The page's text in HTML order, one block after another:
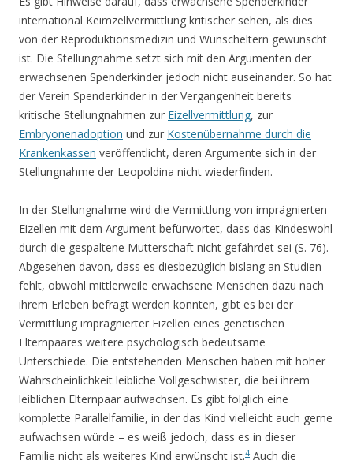
international Keimzellvermittlung kritischer sehen, als dies
von der Reproduktionsmedizin und Wunscheltern gewünscht
ist. Die Stellungnahme setzt sich mit den Argumenten der
erwachsenen Spenderkinder jedoch nicht auseinander. So hat
der Verein Spenderkinder in der Vergangenheit bereits
kritische Stellungnahmen zur Eizellvermittlung, zur
Embryonenadoption und zur Kostenübernahme durch die
Krankenkassen veröffentlicht, deren Argumente sich in der
Stellungnahme der Leopoldina nicht wiederfinden.
In der Stellungnahme wird die Vermittlung von imprägnierten
Eizellen mit dem Argument befürwortet, dass das Kindeswohl
durch die gespaltene Mutterschaft nicht gefährdet sei (S. 76).
Abgesehen davon, dass es diesbezüglich bislang an Studien
fehlt, obwohl mittlerweile erwachsene Menschen dazu nach
ihrem Erleben befragt werden könnten, gibt es bei der
Vermittlung imprägnierter Eizellen eines genetischen
Elternpaares weitere psychologisch bedeutsame
Unterschiede. Die entstehenden Menschen haben mit hoher
Wahrscheinlichkeit leibliche Vollgeschwister, die bei ihrem
leiblichen Elternpaar aufwachsen. Es gibt folglich eine
komplette Parallelfamilie, in der das Kind vielleicht auch gerne
aufwachsen würde – es weiß jedoch, dass es in dieser
Familie nicht als weiteres Kind erwünscht ist.4 Auch die